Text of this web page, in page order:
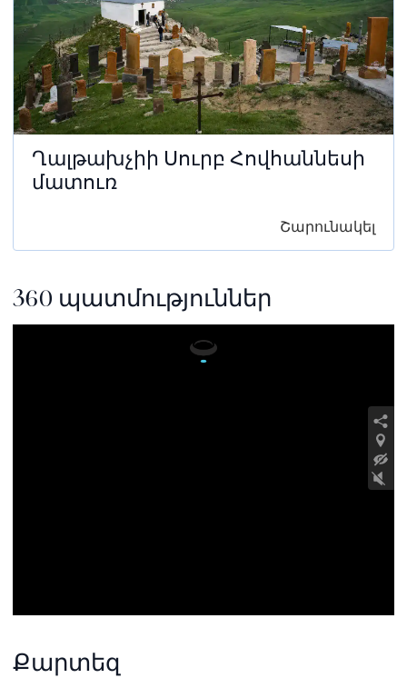
Ղալթախչիի Սուրբ Հովհաննեսի
մատուռ
Շարունակել
360 պատմություններ
Քարտեզ